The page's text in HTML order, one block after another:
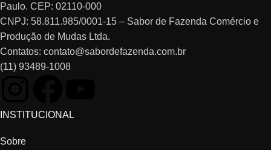
Paulo. CEP: 02110-000
CNPJ: 58.811.985/0001-15 – Sabor de Fazenda Comércio e
Produção de Mudas Ltda.
Contatos: contato@sabordefazenda.com.br
(11) 93489-1008
INSTITUCIONAL
Sobre